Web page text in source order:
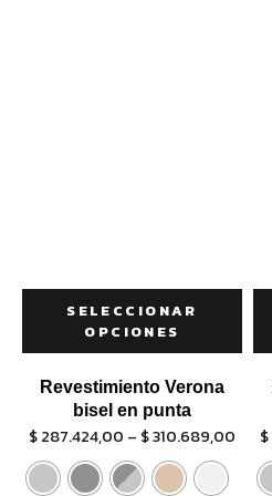
SELECCIONAR
OPCIONES
Revestimiento Verona
bisel en punta
$287.424,00 – $310.689,00 $